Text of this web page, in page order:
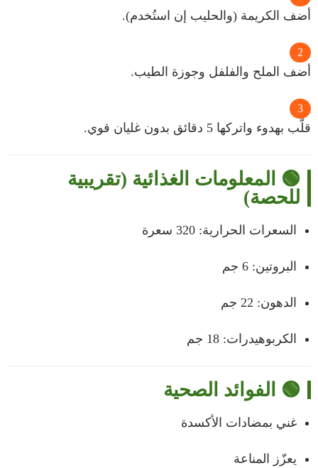
أضف الكريمة (والحليب إن استُخدم).
أضف الملح والفلفل وجوزة الطيب.
قلّب بهدوء واتركها 5 دقائق بدون غليان قوي.
🟢 المعلومات الغذائية (تقريبية
للحصة)
السعرات الحرارية: 320 سعرة
البروتين: 6 جم
الدهون: 22 جم
الكربوهيدرات: 18 جم
🟢 الفوائد الصحية
غني بمضادات الأكسدة
يعزّز المناعة